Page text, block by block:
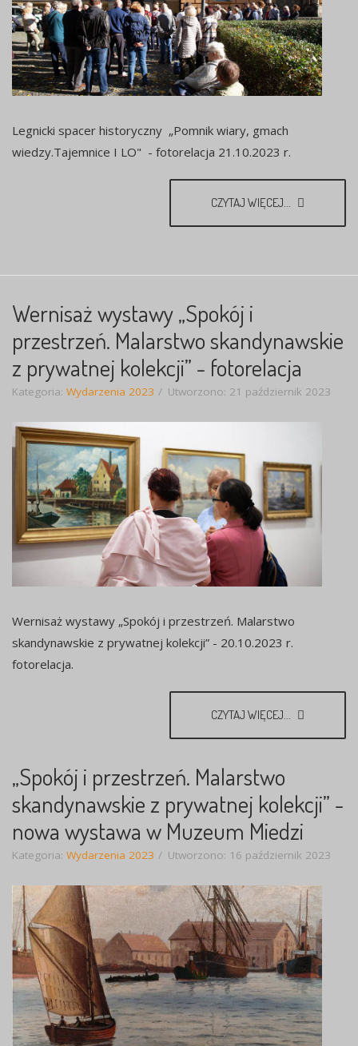
Legnicki spacer historyczny „Pomnik wiary, gmach
wiedzy.Tajemnice I LO" - fotorelacja 21.10.2023 r.
CZYTAJ WIĘCEJ...
Wernisaż wystawy „Spokój i
przestrzeń. Malarstwo skandynawskie
z prywatnej kolekcji” - fotorelacja
Kategoria: Wydarzenia 2023 Utworzono: 21 październik 2023
Wernisaż wystawy „Spokój i przestrzeń. Malarstwo
skandynawskie z prywatnej kolekcji” - 20.10.2023 r.
fotorelacja.
CZYTAJ WIĘCEJ...
„Spokój i przestrzeń. Malarstwo
skandynawskie z prywatnej kolekcji” -
nowa wystawa w Muzeum Miedzi
Kategoria: Wydarzenia 2023 Utworzono: 16 październik 2023